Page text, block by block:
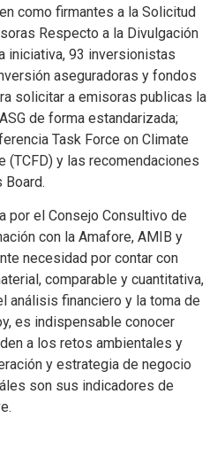
como firmantes a la Solicitud
Respecto a la Divulgación
iniciativa, 93 inversionistas
aseguradoras y fondos
solicitar a emisoras publicas la
de forma estandarizada;
Task Force on Climate
(TCFD) y las recomendaciones
Board.
por el Consejo Consultivo de
con la Amafore, AMIB y
necesidad por contar con
comparable y cuantitativa,
análisis financiero y la toma de
es indispensable conocer
a los retos ambientales y
y estrategia de negocio
son sus indicadores de